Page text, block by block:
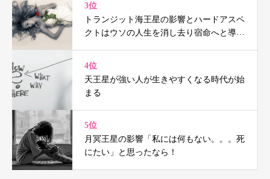
3位
トランジット海王星の影響とハードアスペ
クトはウソの人生を消し去り宿命へと導く
4位
天王星が強い人が生きやすくなる時代が始
まる
5位
月冥王星の影響「私には何もない。。。死
にたい」と思ったなら！